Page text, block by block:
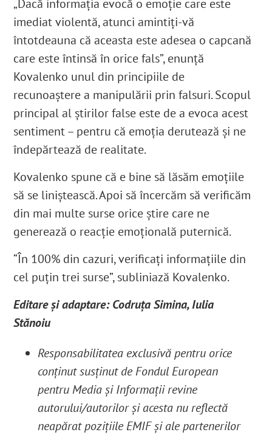
„Dacă informația evocă o emoție care este
imediat violentă, atunci amintiți-vă
întotdeauna că aceasta este adesea o capcană
care este întinsă în orice fals”, enunță
Kovalenko unul din principiile de
recunoaștere a manipulării prin falsuri. Scopul
principal al știrilor false este de a evoca acest
sentiment – pentru că emoția derutează și ne
îndepărtează de realitate.
Kovalenko spune că e bine să lăsăm emoțiile
să se liniștească. Apoi să încercăm să verificăm
din mai multe surse orice știre care ne
generează o reacție emoțională puternică.
“În 100% din cazuri, verificați informațiile din
cel puțin trei surse”, subliniază Kovalenko.
Editare și adaptare: Codruța Simina, Iulia
Stănoiu
Responsabilitatea exclusivă pentru orice
conținut susținut de Fondul European
pentru Media și Informații revine
autorului/autorilor și acesta nu reflectă
neapărat pozițiile EMIF și ale partenerilor